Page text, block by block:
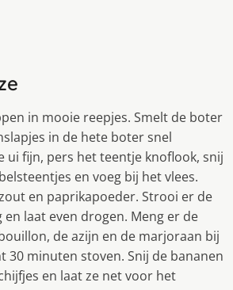
in mooie reepjes. Smelt de boter
in de hete boter snel
ui fijn, pers het teentje knoflook, snij
en voeg bij het vlees.
en paprikapoeder. Strooi er de
laat even drogen. Meng er de
de azijn en de marjoraan bij
30 minuten stoven. Snij de bananen
en laat ze net voor het